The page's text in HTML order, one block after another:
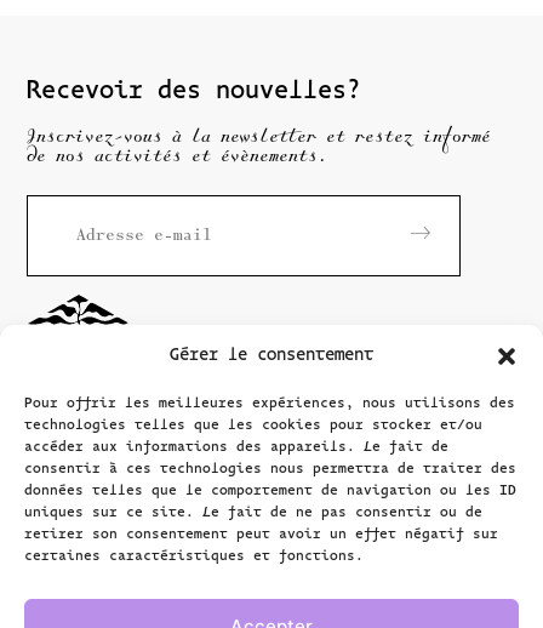
Gérer le consentement
Pour offrir les meilleures expériences, nous utilisons des
technologies telles que les cookies pour stocker et/ou
accéder aux informations des appareils. Le fait de
consentir à ces technologies nous permettra de traiter des
données telles que le comportement de navigation ou les ID
uniques sur ce site. Le fait de ne pas consentir ou de
retirer son consentement peut avoir un effet négatif sur
certaines caractéristiques et fonctions.
Recevoir des nouvelles?
Inscrivez-vous à la newsletter et restez informé
de nos activités et évènements.
Maison
Rousseau
Littérature